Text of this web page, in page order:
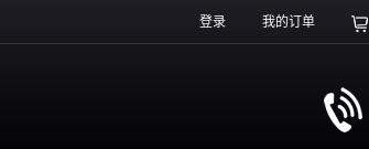
登录 我的订单